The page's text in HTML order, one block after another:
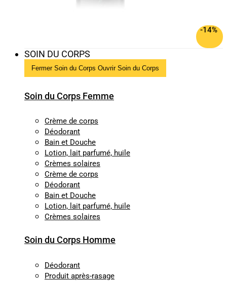
-14%
SOIN DU CORPS
Fermer Soin du Corps Ouvrir Soin du Corps
Soin du Corps Femme
Crème de corps
Déodorant
Bain et Douche
Lotion, lait parfumé, huile
Crèmes solaires
Crème de corps
Déodorant
Bain et Douche
Lotion, lait parfumé, huile
Crèmes solaires
Soin du Corps Homme
Déodorant
Produit après-rasage